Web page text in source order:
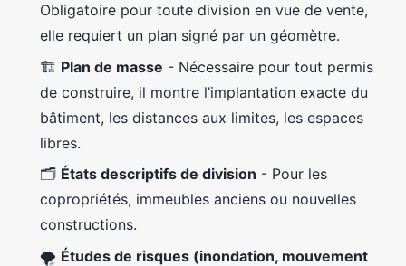
Obligatoire pour toute division en vue de vente,
elle requiert un plan signé par un géomètre.
🏗️ Plan de masse - Nécessaire pour tout permis
de construire, il montre l’implantation exacte du
bâtiment, les distances aux limites, les espaces
libres.
🗂️ États descriptifs de division - Pour les
copropriétés, immeubles anciens ou nouvelles
constructions.
🌪️ Études de risques (inondation, mouvement